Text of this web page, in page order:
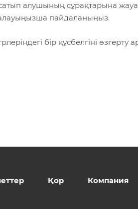
алушының сұрақтарына
пайдаланыңыз.
бір құсбелгіні
Қор Компания